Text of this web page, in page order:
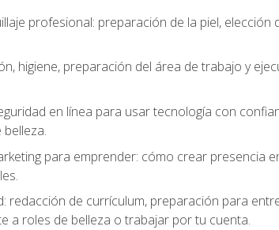
profesional: preparación de la piel,
higiene, preparación del área de trabajo y
en línea para usar tecnología con
para emprender: cómo crear presencia
redacción de currículum, preparación para
a roles de belleza o trabajar por tu cuenta.